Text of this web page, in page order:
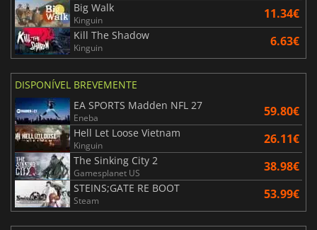
Big Walk
Kinguin 11.34€
Kill The Shadow
Kinguin 6.63€
DISPONÍVEL BREVEMENTE
EA SPORTS Madden NFL 27
Eneba 59.80€
Hell Let Loose Vietnam
Kinguin 26.11€
The Sinking City 2
Gamesplanet US 38.98€
STEINS;GATE RE BOOT
Steam 53.99€